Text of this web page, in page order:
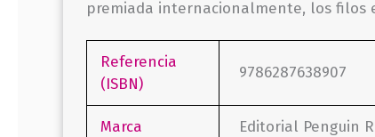
premiada internacionalmente, los filos
Referencia
(ISBN)
9786287638907
Marca Editorial Penguin